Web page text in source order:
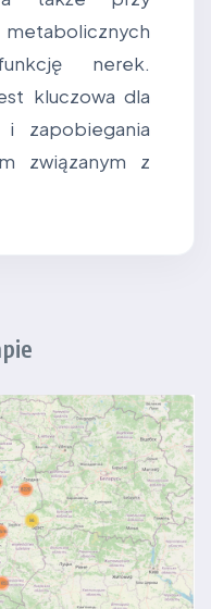
nerek.
kluczowa dla
zapobiegania
związanym z